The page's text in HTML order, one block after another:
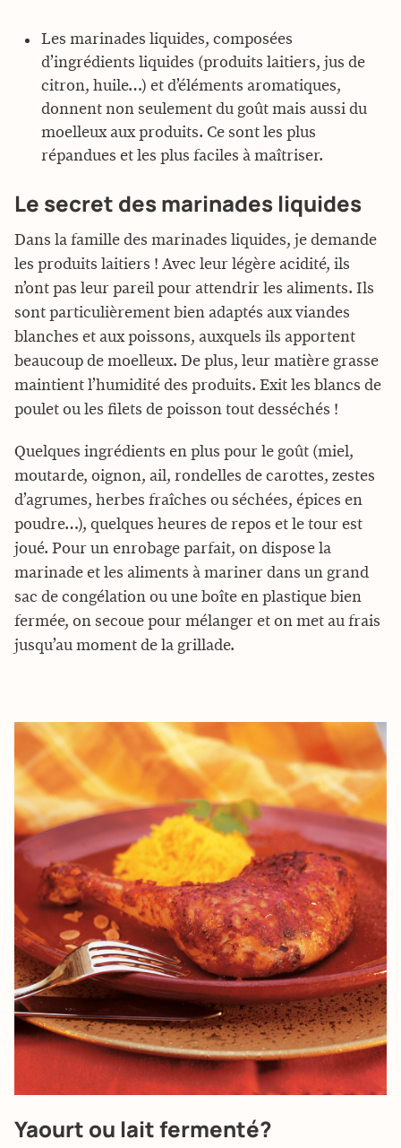
Les marinades liquides, composées
d’ingrédients liquides (produits laitiers, jus de
citron, huile…) et d’éléments aromatiques,
donnent non seulement du goût mais aussi du
moelleux aux produits. Ce sont les plus
répandues et les plus faciles à maîtriser.
Le secret des marinades liquides
Dans la famille des marinades liquides, je demande
les produits laitiers ! Avec leur légère acidité, ils
n’ont pas leur pareil pour attendrir les aliments. Ils
sont particulièrement bien adaptés aux viandes
blanches et aux poissons, auxquels ils apportent
beaucoup de moelleux. De plus, leur matière grasse
maintient l’humidité des produits. Exit les blancs de
poulet ou les filets de poisson tout desséchés !
Quelques ingrédients en plus pour le goût (miel,
moutarde, oignon, ail, rondelles de carottes, zestes
d’agrumes, herbes fraîches ou séchées, épices en
poudre…), quelques heures de repos et le tour est
joué. Pour un enrobage parfait, on dispose la
marinade et les aliments à mariner dans un grand
sac de congélation ou une boîte en plastique bien
fermée, on secoue pour mélanger et on met au frais
jusqu’au moment de la grillade.
Yaourt ou lait fermenté?